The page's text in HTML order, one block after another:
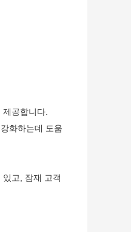
제공합니다.
화하는데 도움
고, 잠재 고객